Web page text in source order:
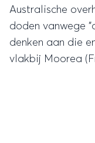
Australische
doden vanwege
denken aan die
vlakbij Moorea